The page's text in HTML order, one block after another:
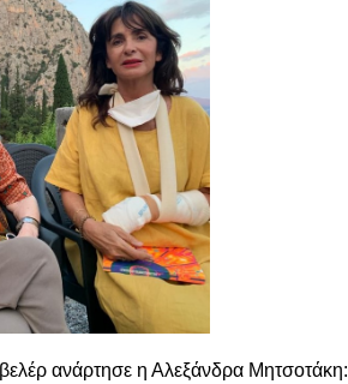
ανάρτησε η Αλεξάνδρα Μητσοτάκη: